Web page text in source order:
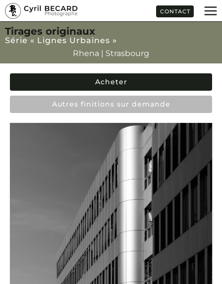
Aller
au
contenu
CONTACT
Tirages originaux
Série « Lignes Urbaines »
Rhena | Strasbourg
Acheter
Autres finitions sur demande